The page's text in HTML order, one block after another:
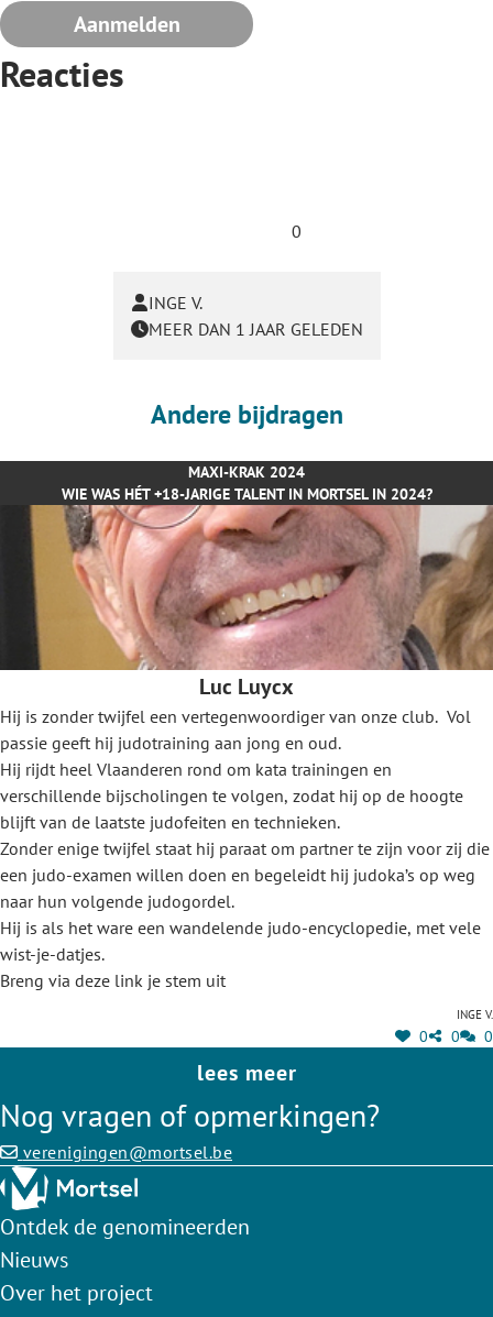
Aanmelden
Reacties
0
INGE V.
MEER DAN 1 JAAR GELEDEN
Andere bijdragen
MAXI-KRAK 2024
WIE WAS HÉT +18-JARIGE TALENT IN MORTSEL IN 2024?
Luc Luycx
Hij is zonder twijfel een vertegenwoordiger van onze club. Vol
passie geeft hij judotraining aan jong en oud.
Hij rijdt heel Vlaanderen rond om kata trainingen en
verschillende bijscholingen te volgen, zodat hij op de hoogte
blijft van de laatste judofeiten en technieken.
Zonder enige twijfel staat hij paraat om partner te zijn voor zij die
een judo-examen willen doen en begeleidt hij judoka’s op weg
naar hun volgende judogordel.
Hij is als het ware een wandelende judo-encyclopedie, met vele
wist-je-datjes.
Breng via deze link je stem uit
Inge V.
0 0 0
lees meer
Nog vragen of opmerkingen?
verenigingen@mortsel.be
Ontdek de genomineerden
Nieuws
Over het project